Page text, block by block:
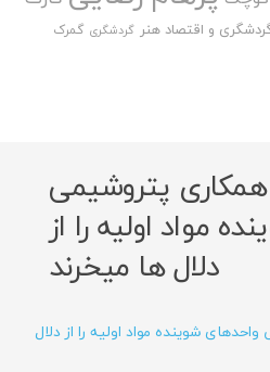
و اقتصاد هنر گردشگری گمرک
پتروشیمی
مواد اولیه را از
دلال ها میخرند
شوینده مواد اولیه را از دلال